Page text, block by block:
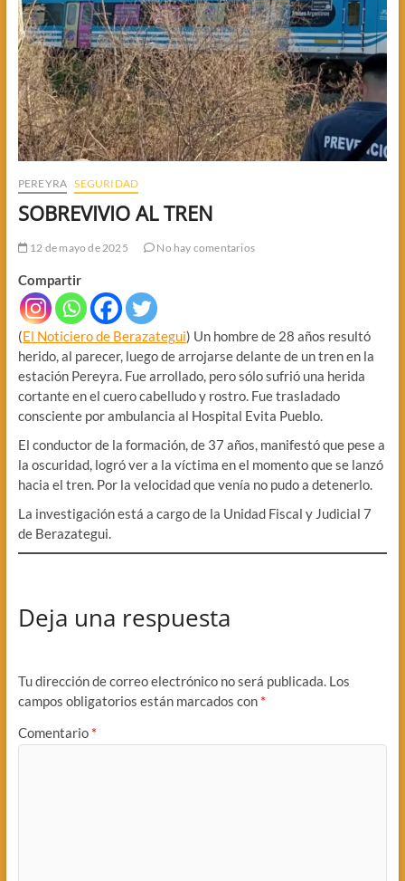
PEREYRA SEGURIDAD
SOBREVIVIO AL TREN
12 de mayo de 2025 No hay comentarios
Compartir
(El Noticiero de Berazategui) Un hombre de 28 años resultó
herido, al parecer, luego de arrojarse delante de un tren en la
estación Pereyra. Fue arrollado, pero sólo sufrió una herida
cortante en el cuero cabelludo y rostro. Fue trasladado
consciente por ambulancia al Hospital Evita Pueblo.
El conductor de la formación, de 37 años, manifestó que pese a
la oscuridad, logró ver a la víctima en el momento que se lanzó
hacia el tren. Por la velocidad que venía no pudo a detenerlo.
La investigación está a cargo de la Unidad Fiscal y Judicial 7
de Berazategui.
Deja una respuesta
Tu dirección de correo electrónico no será publicada. Los
campos obligatorios están marcados con *
Comentario *